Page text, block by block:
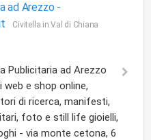
ad Arezzo -
Civitella in Val di Chiana
Publicitaria ad Arezzo
e shop online,
di ricerca, manifesti,
foto e still life gioielli,
- via monte cetona, 6